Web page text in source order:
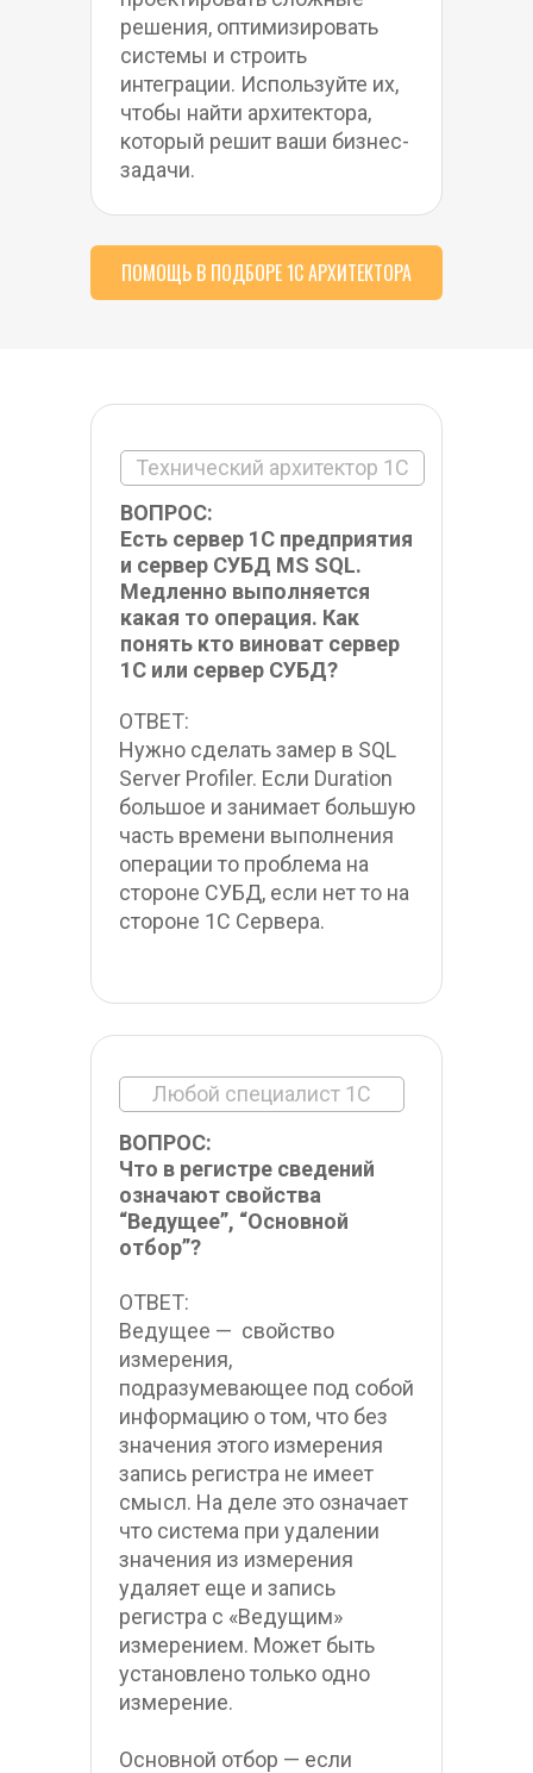
решения, оптимизировать
системы и строить
интеграции. Используйте их,
чтобы найти архитектора,
который решит ваши бизнес-
задачи.
ПОМОЩЬ В ПОДБОРЕ 1С АРХИТЕКТОРА
Технический архитектор 1С
Любой специалист 1С
ВОПРОС:
Есть сервер 1С предприятия
и сервер СУБД MS SQL.
Медленно выполняется
какая то операция. Как
понять кто виноват сервер
1С или сервер СУБД?
ОТВЕТ:
Нужно сделать замер в SQL
Server Profiler. Если Duration
большое и занимает большую
часть времени выполнения
операции то проблема на
стороне СУБД, если нет то на
стороне 1С Сервера.
ВОПРОС:
Что в регистре сведений
означают свойства
“Ведущее”, “Основной
отбор”?
ОТВЕТ:
Ведущее —  свойство
измерения,
подразумевающее под собой
информацию о том, что без
значения этого измерения
запись регистра не имеет
смысл. На деле это означает
что система при удалении
значения из измерения
удаляет еще и запись
регистра с «Ведущим»
измерением. Может быть
установлено только одно
измерение.
Основной отбор — если